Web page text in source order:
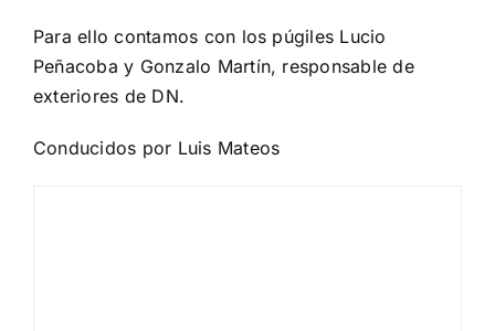
Para ello contamos con los púgiles Lucio
Peñacoba y Gonzalo Martín, responsable de
exteriores de DN.
Conducidos por Luis Mateos